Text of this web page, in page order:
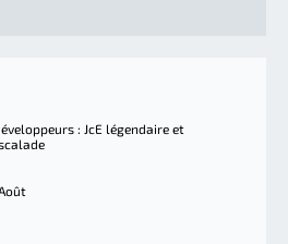
: JcE légendaire et